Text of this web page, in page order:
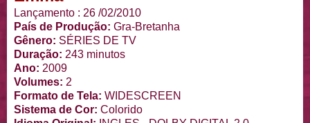
Lançamento : 26 /02/2010
País de Produção: Gra-Bretanha
Gênero: SÉRIES DE TV
Duração: 243 minutos
Ano: 2009
Volumes: 2
Formato de Tela: WIDESCREEN
Sistema de Cor: Colorido